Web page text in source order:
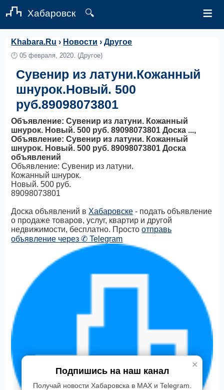
Хабаровск 🔍 ≡
Khabara.Ru › Новости ›Другое
🕛05 февраля, 2020. (Другое)
Сувенир из латуни.Кожанный
шнурок.Новый. 500
руб.89098073801
Объявление: Сувенир из латуни. Кожанный
шнурок. Новый. 500 руб. 89098073801 Доска ...,
Объявление: Сувенир из латуни. Кожанный
шнурок. Новый. 500 руб. 89098073801 Доска
объявлений
Объявление: Сувенир из латуни.
Кожанный шнурок.
Новый. 500 руб.
89098073801
Доска объявлений в Хабаровске - подать объявление
о продаже товаров, услуг, квартир и другой
недвижимости, бесплатно. Простоотправь
объявление через ✆ Telegram
✕
Подпишись на наш канал
Получай новости Хабаровска в MAX и Telegram.